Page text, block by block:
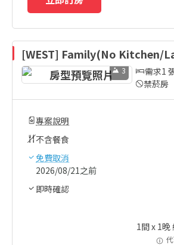
[WEST] Family(No Kitchen/
-Bed Type Randomly
3
需求1
禁菸房
專案說明
不含餐食
免費取消
2026/08/21之前
即時確認
1間 x 1晚